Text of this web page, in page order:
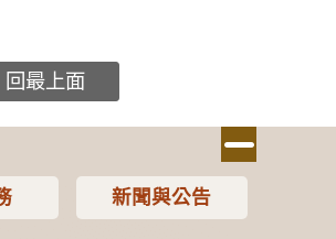
回最上面
新聞與公告